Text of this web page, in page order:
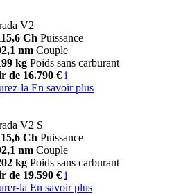
V2
Ch Puissance
nm Couple
kg Poids sans carburant
de 16.790 € i
la En savoir plus
V2 S
Ch Puissance
nm Couple
kg Poids sans carburant
de 19.590 € i
la En savoir plus